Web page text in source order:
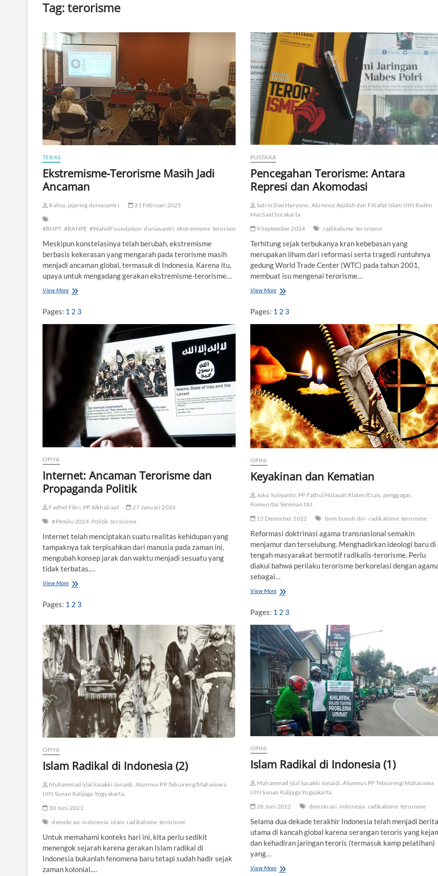
Tag:terorisme
TERAS
Ekstremisme-Terorisme Masih Jadi
Ancaman
Rahsa, jejaring duniasantri. 21 Februari 2025
#BNPT #RANPE #WahidFoundation duniasantri ekstremisme terorisme
Meskipun konstelasinya telah berubah, ekstremisme
berbasis kekerasan yang mengarah pada terorisme masih
menjadi ancaman global, termasuk di Indonesia. Karena itu,
upaya untuk mengadang gerakan ekstremisme-terorisme…
View More
t
r
s
M
s
h
J
d
i
n
c
m
n
Pages: 1 2 3
PUSTAKA
Pencegahan Terorisme: Antara
Represi dan Akomodasi
Satrio Dwi Haryono, Alumnus Aqidah dan Filsafat Islam UIN Raden
Mas Said Surakarta
9 September 2024
radikalisme terorisme
Terhitung sejak terbukanya kran kebebasan yang
merupakan ilham dari reformasi serta tragedi runtuhnya
gedung World Trade Center (WTC) pada tahun 2001,
membuat isu mengenai terorisme…
View MoreP
c
e
a
n
T
r
o
r
i
s
m
e
n
a
R
p
r
e
d
a
k
o
m
o
d
a
s
i
Pages: 1 2 3
OPINI
Internet: Ancaman Terorisme dan
Propaganda Politik
Fadhel Fikri, PP Alkhairaat
27 Januari 2024
#Pemilu 2024 Politik terorisme
Internet telah menciptakan suatu realitas kehidupan yang
tampaknya tak terpisahkan dari manusia pada zaman ini,
mengubah konsep jarak dan waktu menjadi sesuatu yang
tidak terbatas.…
View More
e
n
e
t
A
n
c
a
a
T
m
e
a
n
r
o
p
g
Pages: 1 2 3
OPINI
Keyakinan dan Kematian
Joko Yuliyanto, PP Fathul Hidayah Klaten/Esais, penggagas
Komunitas Seniman NU.
15 Desember 2022
bom bunuh diri radikalisme terorisme
Reformasi doktrinasi agama transnasional semakin
menjamur dan terselubung. Menghadirkan ideologi baru di
tengah masyarakat bermotif radikalis-terorisme. Perlu
diakui bahwa perilaku terorisme berkorelasi dengan
sebagai…
View MoreK
a
k
i
n
a
n
d
a
n
K
e
m
a
t
Pages: 1 2 3
OPINI
Islam Radikal di Indonesia (2)
Muhammad Ijlal Sasakki Junaidi, Alumnus PP Tebuireng/Mahasiswa
UIN Sunan Kalijaga Yogyakarta.
30 Juni 2022
demokrasi indonesia islam radikalisme terorisme
Untuk memahami konteks hari ini, kita perlu sedikit
menengok sejarah karena gerakan Islam radikal di
Indonesia bukanlah fenomena baru tetapi sudah hadir sejak
zaman kolonial.…
OPINI
Islam Radikal di Indonesia (1)
Muhammad Ijlal Sasakki Junaidi, Alumnus PP Tebuireng/Mahasiswa
UIN Sunan Kalijaga Yogyakarta.
28 Juni 2022
demokrasi indonesia radikalisme terorisme
Selama dua dekade terakhir Indonesia telah menjadi berita
utama di kancah global karena serangan teroris yang
dan kehadiran jaringan teroris (termasuk kamp pelatihan)
yang…
View MoreI